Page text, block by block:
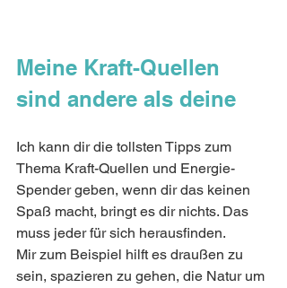
Meine Kraft-Quellen
sind andere als deine
Ich kann dir die tollsten Tipps zum
Thema Kraft-Quellen und Energie-
Spender geben, wenn dir das keinen
Spaß macht, bringt es dir nichts. Das
muss jeder für sich herausfinden.
Mir zum Beispiel hilft es draußen zu
sein, spazieren zu gehen, die Natur um